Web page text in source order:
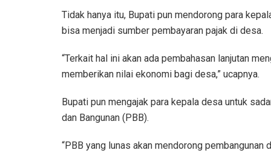
Tidak hanya itu, Bupati pun mendorong para
bisa menjadi sumber pembayaran pajak di desa.
“Terkait hal ini akan ada pembahasan lanjutan
memberikan nilai ekonomi bagi desa,” ucapnya.
Bupati pun mengajak para kepala desa untuk
dan Bangunan (PBB).
“PBB yang lunas akan mendorong